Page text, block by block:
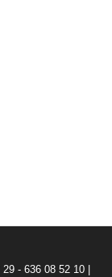
- 636 08 52 10 |